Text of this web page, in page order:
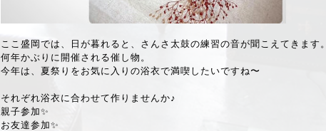
ここ盛岡では、日が暮れると、さんさ太鼓の練習の音が聞こえてきます。
何年かぶりに開催される催し物。
今年は、夏祭りをお気に入りの浴衣で満喫したいですね〜
それぞれ浴衣に合わせて作りませんか♪
親子参加✨
お友達参加✨